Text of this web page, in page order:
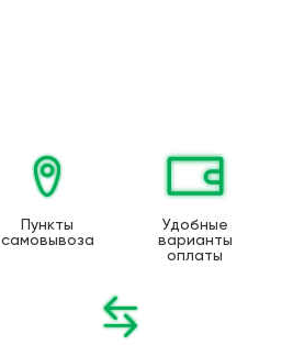
Пункты
самовывоза
Удобные
варианты
оплаты